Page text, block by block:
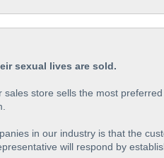
sexual lives are sold.
store sells the most
in our industry is that the
will respond by